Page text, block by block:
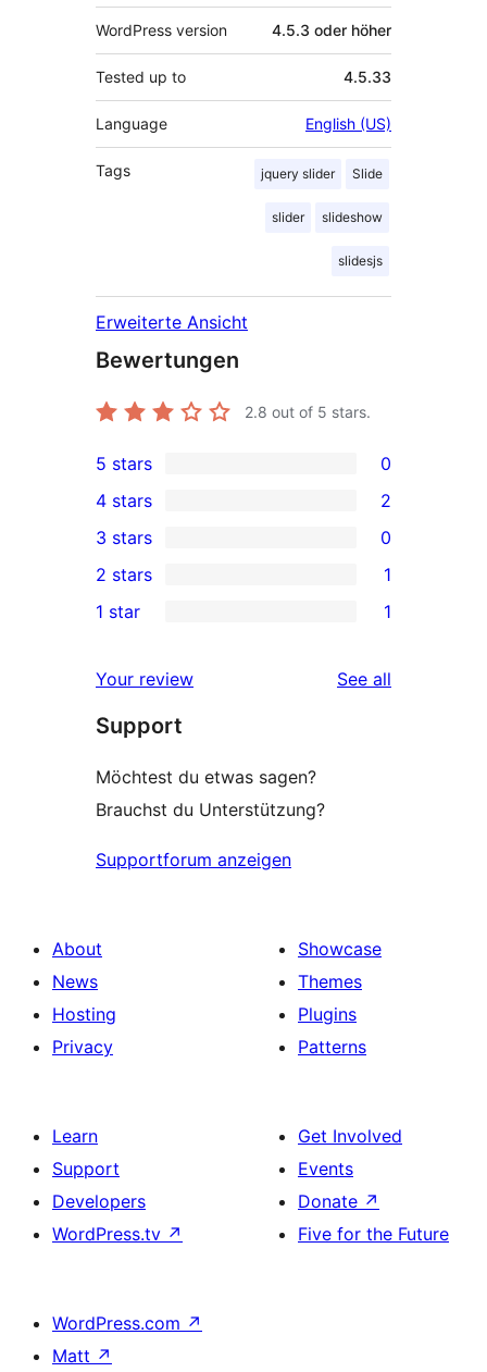
WordPress version 4.5.3 oder höher
Tested up to 4.5.33
Language English (US)
Tags jquery slider Slide
slider slideshow
slidesjs
Erweiterte Ansicht
Bewertungen
2.8 out of 5 stars.
0
5-
star
reviews
5 stars 0
4-
star
reviews
4 stars 2
0
3-
star
3 stars 0
2-
review
2 stars 1
star
review
1 star 1
Your review See all
Support
Möchtest du etwas sagen?
Brauchst du Unterstützung?
Supportforum anzeigen
About
News
Hosting
Privacy
Showcase
Themes
Plugins
Patterns
Learn
Support
Developers
WordPress.tv ↗
Get Involved
Events
Donate ↗
Five for the Future
WordPress.com ↗
Matt ↗